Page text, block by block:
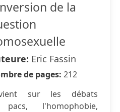
de la
Eric Fassin
de pages: 212
sur les débats
l'homophobie,